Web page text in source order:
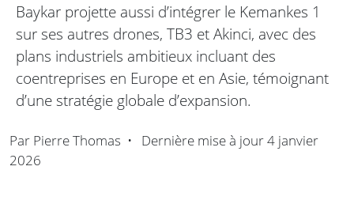
Baykar projette aussi d’intégrer le Kemankes 1
sur ses autres drones, TB3 et Akinci, avec des
plans industriels ambitieux incluant des
coentreprises en Europe et en Asie, témoignant
d’une stratégie globale d’expansion.
Par Pierre Thomas • Dernière mise à jour4 janvier
2026